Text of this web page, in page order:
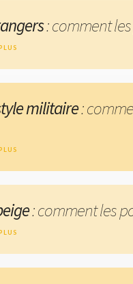
: comment
militaire:
: comment les